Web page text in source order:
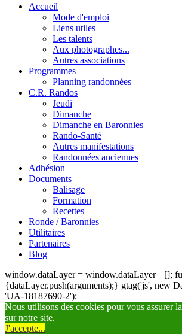
Accueil
Mode d'emploi
Liens utiles
Les talents
Aux photographes...
Autres associations
Programmes
Planning randonnées
C.R. Randos
Jeudi
Dimanche
Dimanche en Baronnies
Rando-Santé
Autres manifestations
Randonnées anciennes
Adhésion
Documents
Balisage
Formation
Recettes
Ronde / Baronnies
Utilitaires
Partenaires
Blog
window.dataLayer = window.dataLayer || [];
{dataLayer.push(arguments);} gtag('js', new
'UA-18187690-2');
Nous utilisons des cookies pour vous assurer
sur notre site.
J'accepte...